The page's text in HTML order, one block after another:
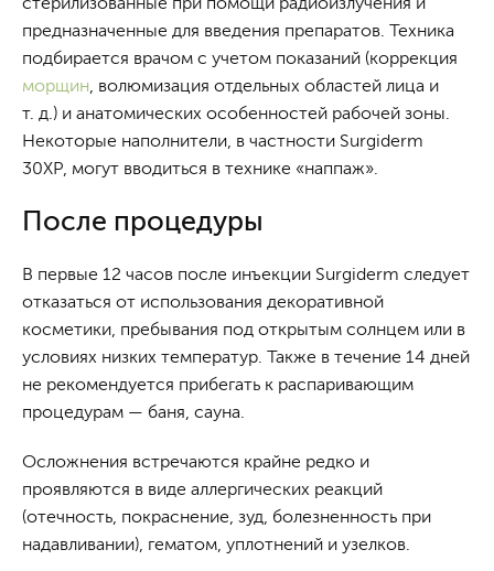
предназначенные для введения препаратов. Техника
подбирается врачом с учетом показаний (коррекция
морщин , волюмизация отдельных областей лица и
т. д.) и анатомических особенностей рабочей зоны.
Некоторые наполнители, в частности Surgiderm
30XP, могут вводиться в технике «наппаж».
После процедуры
В первые 12 часов после инъекции Surgiderm следует
отказаться от использования декоративной
косметики, пребывания под открытым солнцем или в
условиях низких температур. Также в течение 14 дней
не рекомендуется прибегать к распаривающим
процедурам — баня, сауна.
Осложнения встречаются крайне редко и
проявляются в виде аллергических реакций
(отечность, покраснение, зуд, болезненность при
надавливании), гематом, уплотнений и узелков.